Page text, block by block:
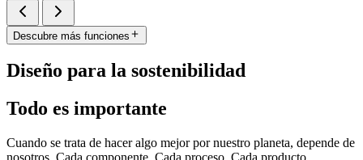
Descubre más funciones
Diseño para la sostenibilidad
Todo es importante
Cuando se trata de hacer algo mejor por nuestro planeta, depende de